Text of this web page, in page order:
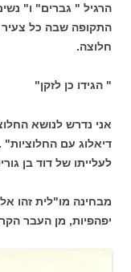
הרגיל " גברים" ו"
התקופה שבה כל צעיר
חלוצה.
" הגידו כן לזקן"
אני נדרש לנושא
לעלייתו של דוד בן
מבחינה מו"לית זהו
יפהפיות, מן העבר